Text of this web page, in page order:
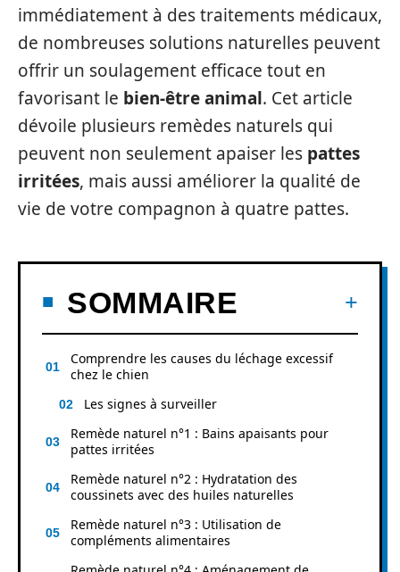
immédiatement à des traitements médicaux,
de nombreuses solutions naturelles peuvent
offrir un soulagement efficace tout en
favorisant le bien-être animal. Cet article
dévoile plusieurs remèdes naturels qui
peuvent non seulement apaiser les pattes
irritées, mais aussi améliorer la qualité de
vie de votre compagnon à quatre pattes.
SOMMAIRE
Comprendre les causes du léchage excessif
chez le chien
Les signes à surveiller
Remède naturel n°1 : Bains apaisants pour
pattes irritées
Remède naturel n°2 : Hydratation des
coussinets avec des huiles naturelles
Remède naturel n°3 : Utilisation de
compléments alimentaires